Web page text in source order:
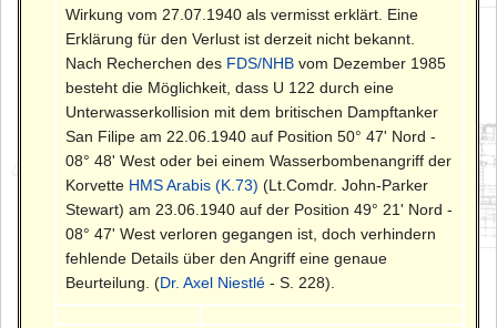
Wirkung vom 27.07.1940 als vermisst erklärt. Eine
Erklärung für den Verlust ist derzeit nicht bekannt.
Nach Recherchen des FDS/NHB vom Dezember 1985
besteht die Möglichkeit, dass U 122 durch eine
Unterwasserkollision mit dem britischen Dampftanker
San Filipe am 22.06.1940 auf Position 50° 47' Nord -
08° 48' West oder bei einem Wasserbombenangriff der
Korvette HMS Arabis (K.73) (Lt.Comdr. John-Parker
Stewart) am 23.06.1940 auf der Position 49° 21' Nord -
08° 47' West verloren gegangen ist, doch verhindern
fehlende Details über den Angriff eine genaue
Beurteilung. (Dr. Axel Niestlé - S. 228).